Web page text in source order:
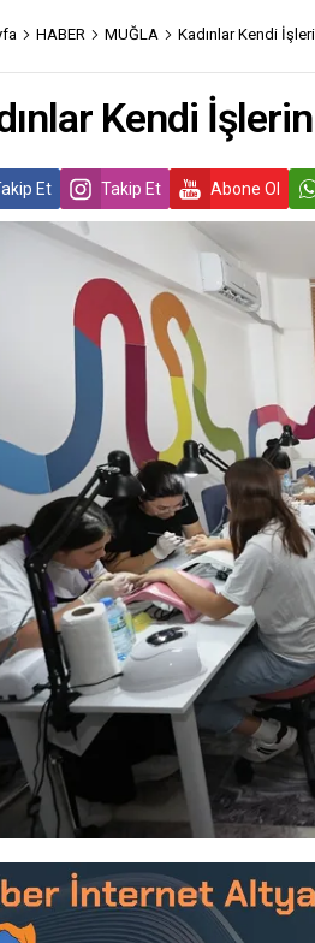
HABER MUĞLA Kadınlar Kendi
Kendi
Et Takip Et Abone Ol